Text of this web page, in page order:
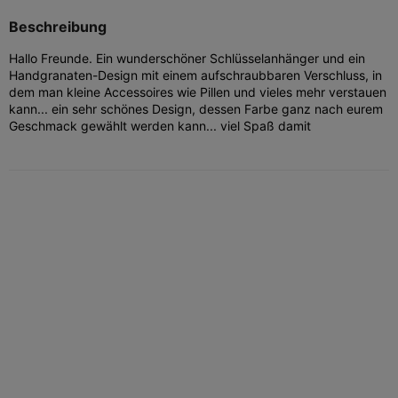
Beschreibung
Hallo Freunde. Ein wunderschöner Schlüsselanhänger und ein
Handgranaten-Design mit einem aufschraubbaren Verschluss, in
dem man kleine Accessoires wie Pillen und vieles mehr verstauen
kann... ein sehr schönes Design, dessen Farbe ganz nach eurem
Geschmack gewählt werden kann... viel Spaß damit